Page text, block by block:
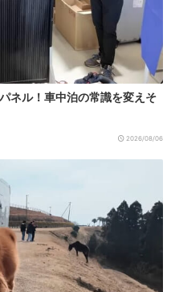
ネル！車中泊の常識を変えそ
2026/08/06